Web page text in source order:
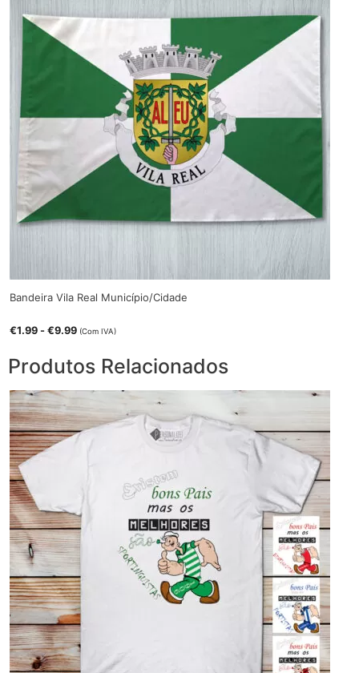
Bandeira Vila Real Município/Cidade
€1.99 -€9.99 (Com IVA)
Produtos Relacionados